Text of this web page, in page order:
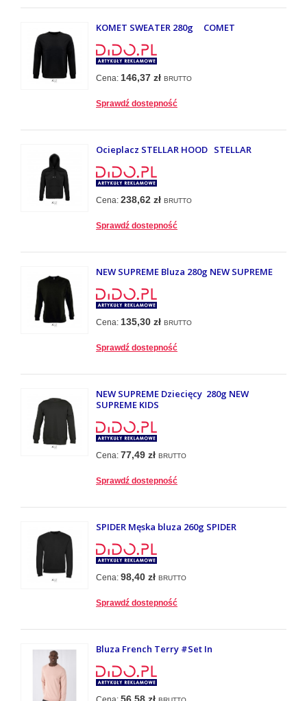
KOMET SWEATER 280g COMET
Cena: 146,37 zł BRUTTO
Sprawdź dostepność
Ocieplacz STELLAR HOOD STELLAR
Cena: 238,62 zł BRUTTO
Sprawdź dostepność
NEW SUPREME Bluza 280g NEW SUPREME
Cena: 135,30 zł BRUTTO
Sprawdź dostepność
NEW SUPREME Dziecięcy 280g NEW
SUPREME KIDS
Cena: 77,49 zł BRUTTO
Sprawdź dostepność
SPIDER Męska bluza 260g SPIDER
Cena: 98,40 zł BRUTTO
Sprawdź dostepność
Bluza French Terry #Set In